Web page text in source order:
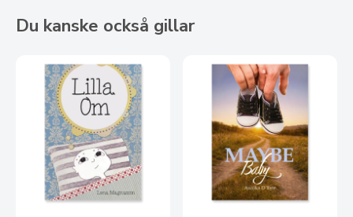
Du kanske också gillar